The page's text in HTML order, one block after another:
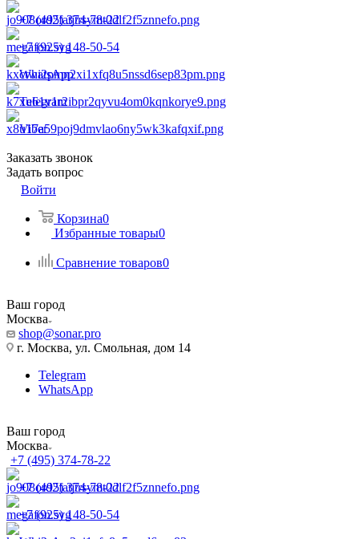
+7 (495) 374-78-22
+7 (925) 148-50-54
WhatsApp
Telegram
Viber
Заказать звонок
Задать вопрос
Войти
Корзина0
Избранные товары0
Сравнение товаров0
Ваш город
Москва
shop@sonar.pro
г. Москва, ул. Смольная, дом 14
Telegram
WhatsApp
Ваш город
Москва
+7 (495) 374-78-22
+7 (495) 374-78-22
+7 (925) 148-50-54